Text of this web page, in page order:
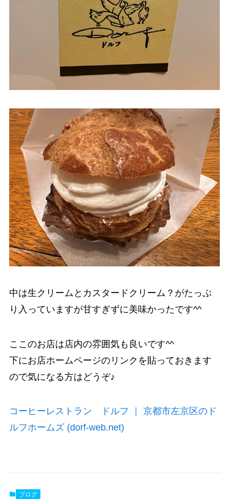
中は生クリームとカスタードクリーム？がたっぷ
り入っていますが甘すぎずに美味かったです^^
ここのお店は店内の雰囲気も良いです^^
下にお店ホームページのリンクを貼っておきます
ので気になる方はどうぞ♪
コーヒーレストラン ドルフ ｜ 京都市左京区のド
ルフホームズ (dorf-web.net)
ブログ